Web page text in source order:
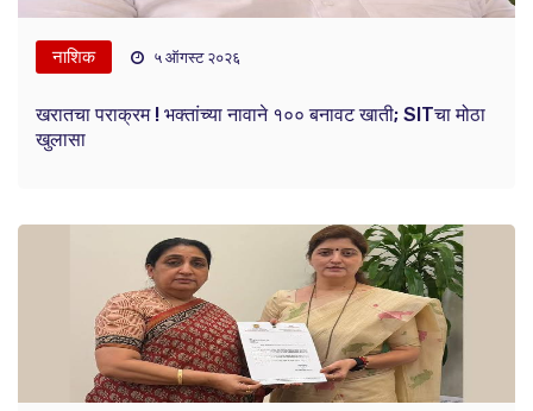
नाशिक ५ ऑगस्ट २०२६
खरातचा पराक्रम ! भक्तांच्या नावाने १०० बनावट खाती; SITचा मोठा
खुलासा